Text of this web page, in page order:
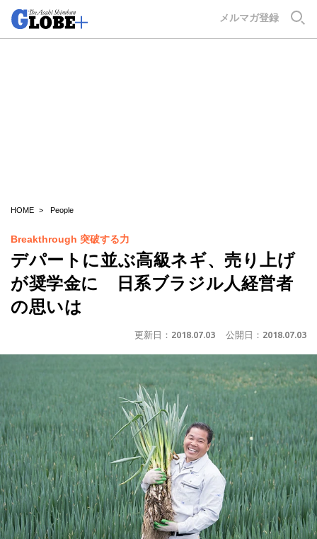
メルマガ登録
HOME People
Breakthrough 突破する力
デパートに並ぶ高級ネギ、売り上げ
が奨学金に 日系ブラジル人経営者
の思いは
更新日： 2018.07.03 公開日： 2018.07.03